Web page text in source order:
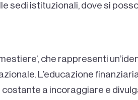
sedi istituzionali, dove si
che rappresenti
L’educazione
a incoraggiare e